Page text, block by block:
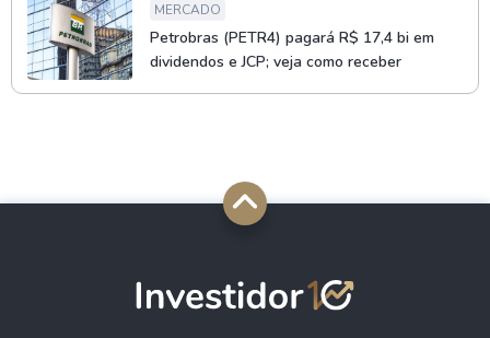
MERCADO
Petrobras (PETR4) pagará R$ 17,4 bi em
dividendos e JCP; veja como receber